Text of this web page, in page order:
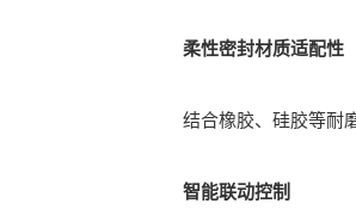
柔性密封材质适配性
结合橡胶、硅胶等耐磨
智能联动控制